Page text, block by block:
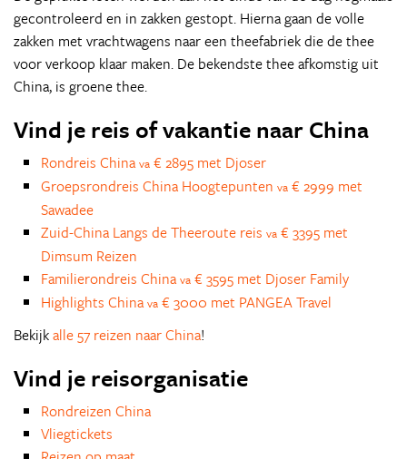
gecontroleerd en in zakken gestopt. Hierna gaan de volle
zakken met vrachtwagens naar een theefabriek die de thee
voor verkoop klaar maken. De bekendste thee afkomstig uit
China, is groene thee.
Vind je reis of vakantie naar China
Rondreis China va € 2895 met Djoser
Groepsrondreis China Hoogtepunten va € 2999 met
Sawadee
Zuid-China Langs de Theeroute reis va € 3395 met
Dimsum Reizen
Familierondreis China va € 3595 met Djoser Family
Highlights China va € 3000 met PANGEA Travel
Bekijkalle 57 reizen naar China!
Vind je reisorganisatie
Rondreizen China
Vliegtickets